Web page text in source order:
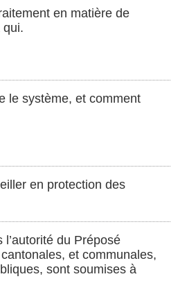
en matière de
qui.
le système, et comment
en protection des
du Préposé
et communales,
sont soumises à